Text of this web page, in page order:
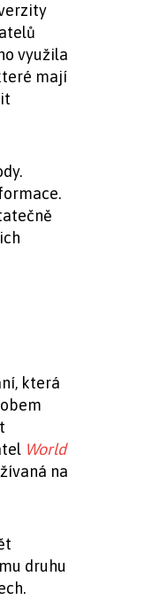
využila
mají
která
World
na
druhu